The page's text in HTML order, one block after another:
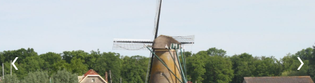
‹ ›